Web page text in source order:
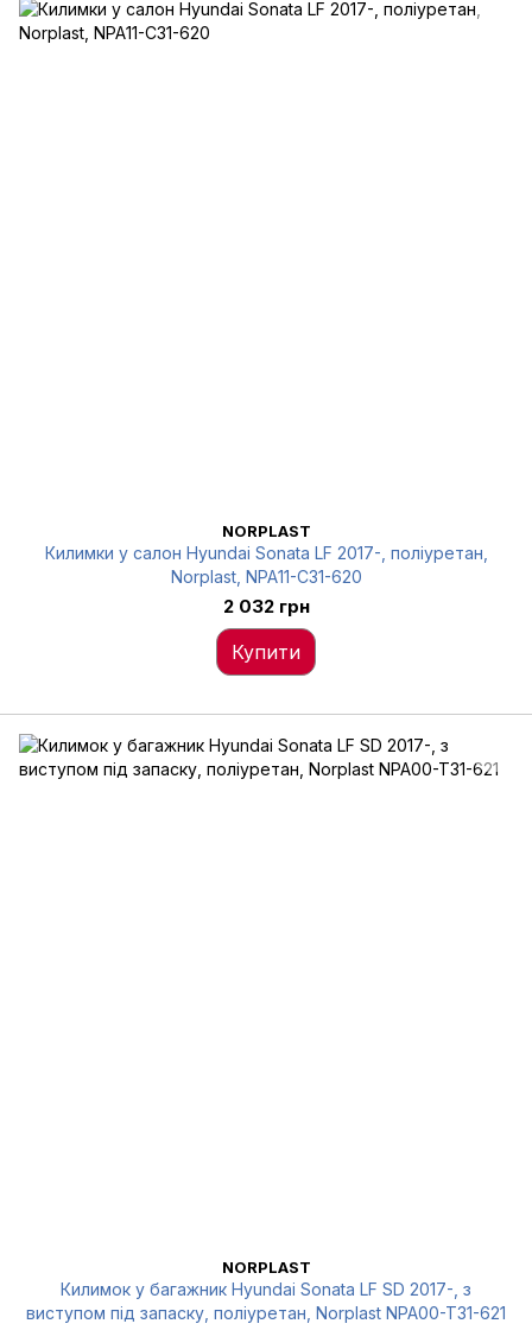
NORPLAST
Килимки у салон Hyundai Sonata LF 2017-, поліуретан,
Norplast, NPA11-C31-620
2 032 грн
Купити
NORPLAST
Килимок у багажник Hyundai Sonata LF SD 2017-, з
виступом під запаску, поліуретан, Norplast NPA00-T31-621